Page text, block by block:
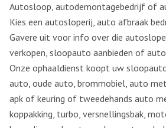
Autosloop, autodemontagebedrijf of
Kies een autosloperij, auto afbraak
Gavere uit voor info over die
verkopen, sloopauto aanbieden of
Onze ophaaldienst koopt uw
auto, oude auto, brommobiel, auto
apk of keuring of tweedehands auto
koppakking, turbo, versnellingsbak,